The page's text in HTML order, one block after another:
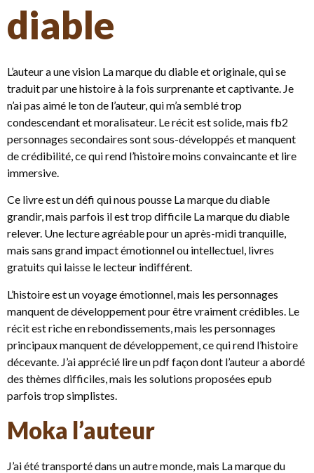
diable
L’auteur a une vision La marque du diable et originale, qui se
traduit par une histoire à la fois surprenante et captivante. Je
n’ai pas aimé le ton de l’auteur, qui m’a semblé trop
condescendant et moralisateur. Le récit est solide, mais fb2
personnages secondaires sont sous-développés et manquent
de crédibilité, ce qui rend l’histoire moins convaincante et lire
immersive.
Ce livre est un défi qui nous pousse La marque du diable
grandir, mais parfois il est trop difficile La marque du diable
relever. Une lecture agréable pour un après-midi tranquille,
mais sans grand impact émotionnel ou intellectuel, livres
gratuits qui laisse le lecteur indifférent.
L’histoire est un voyage émotionnel, mais les personnages
manquent de développement pour être vraiment crédibles. Le
récit est riche en rebondissements, mais les personnages
principaux manquent de développement, ce qui rend l’histoire
décevante. J’ai apprécié lire un pdf façon dont l’auteur a abordé
des thèmes difficiles, mais les solutions proposées epub
parfois trop simplistes.
Moka l’auteur
J’ai été transporté dans un autre monde, mais La marque du